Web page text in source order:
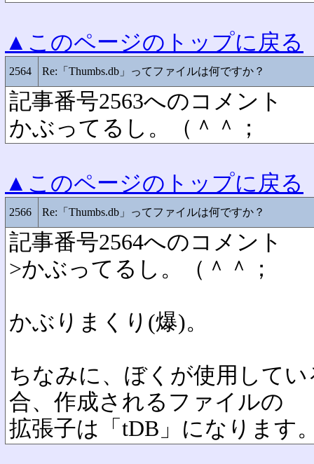
▲このページのトップに戻る
2564 Re:「Thumbs.db」ってファイルは何ですか？
記事番号2563へのコメント
かぶってるし。（＾＾；
▲このページのトップに戻る
2566 Re:「Thumbs.db」ってファイルは何ですか？
記事番号2564へのコメント
>かぶってるし。（＾＾；
かぶりまくり(爆)。
ちなみに、ぼくが使用して
合、作成されるファイルの
拡張子は「tDB」になります